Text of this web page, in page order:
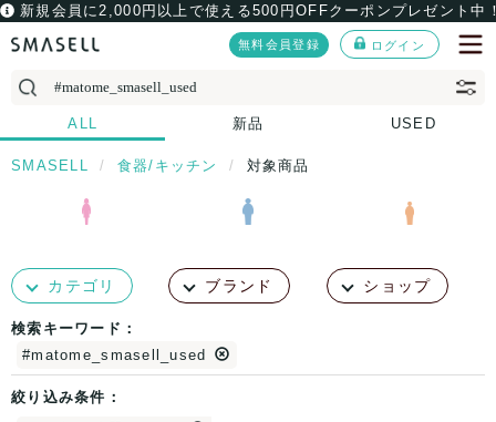
新規会員に2,000円以上で使える500円OFFクーポンプレゼント中
無料会員登録 ログイン
ALL 新品 USED
SMASELL 食器/キッチン 対象商品
カテゴリ ブランド ショップ
検索キーワード：
#matome_smasell_used
絞り込み条件：